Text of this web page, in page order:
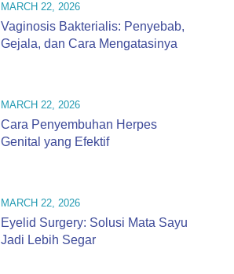
MARCH 22, 2026
Vaginosis Bakterialis: Penyebab,
Gejala, dan Cara Mengatasinya
MARCH 22, 2026
Cara Penyembuhan Herpes
Genital yang Efektif
MARCH 22, 2026
Eyelid Surgery: Solusi Mata Sayu
Jadi Lebih Segar